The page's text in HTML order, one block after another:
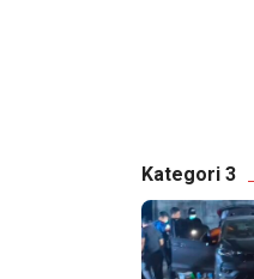
Kategori 3